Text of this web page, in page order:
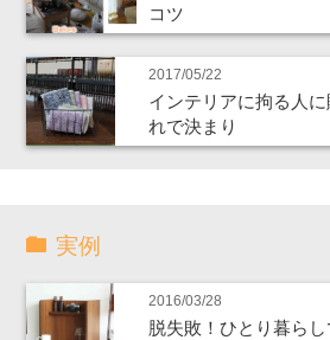
コツ
2017/05/22
インテリアに拘る人
れで決まり
実例
2016/03/28
脱失敗！ひとり暮ら